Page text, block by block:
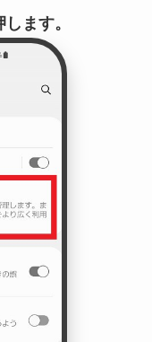
ます。